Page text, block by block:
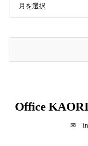
月を選択
Office
✉